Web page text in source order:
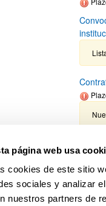
página web usa
cookies de este sitio
sociales y analizar
nuestros partners de
2019
Becas